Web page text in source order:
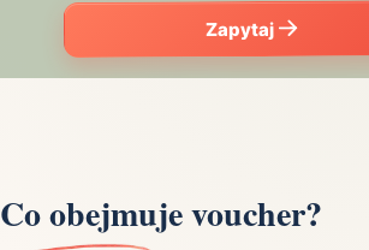
Zapytaj
Co obejmuje voucher?